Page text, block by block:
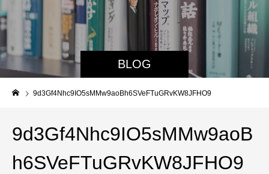
BLOG
9d3Gf4Nhc9IO5sMMw9aoBh6SVeFTuGRvKW8JFHO9
9d3Gf4Nhc9IO5sMMw9aoB
h6SVeFTuGRvKW8JFHO9